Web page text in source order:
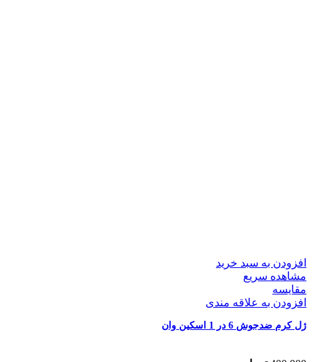
افزودن به سبد خرید
مشاهده سریع
مقایسه
افزودن به علاقه مندی
ژل کرم ضدجوش 6 در 1 اسکین وان